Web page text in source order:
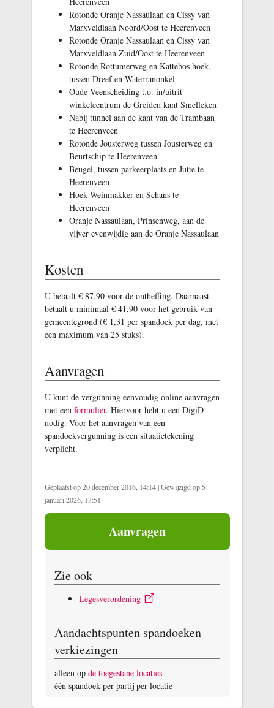
Rotonde Oranje Nassaulaan en Cissy van
Marxveldlaan Noord/Oost te Heerenveen
Rotonde Oranje Nassaulaan en Cissy van
Marxveldlaan Zuid/Oost te Heerenveen
Rotonde Rottumerweg en Kattebos hoek,
tussen Dreef en Waterranonkel
Oude Veenscheiding t.o. in/uitrit
winkelcentrum de Greiden kant Smelleken
Nabij tunnel aan de kant van de Trambaan
te Heerenveen
Rotonde Jousterweg tussen Jousterweg en
Beurtschip te Heerenveen
Beugel, tussen parkeerplaats en Jutte te
Heerenveen
Hoek Weinmakker en Schans te
Heerenveen
Oranje Nassaulaan, Prinsenweg, aan de
vijver evenwijdig aan de Oranje Nassaulaan
Kosten
U betaalt € 87,90 voor de ontheffing. Daarnaast
betaalt u minimaal € 41,90 voor het gebruik van
gemeentegrond (€ 1,31 per spandoek per dag, met
een maximum van 25 stuks).
Aanvragen
U kunt de vergunning eenvoudig online aanvragen
met een formulier. Hiervoor hebt u een DigiD
nodig. Voor het aanvragen van een
spandoekvergunning is een situatietekening
verplicht.
Geplaatst op 20 december 2016, 14:14|Gewijzigd op 5
januari 2026, 13:51
Aanvragen
Zie ook
Legesverordening
Aandachtspunten spandoeken
verkiezingen
alleen op de toegestane locaties
één spandoek per partij per locatie